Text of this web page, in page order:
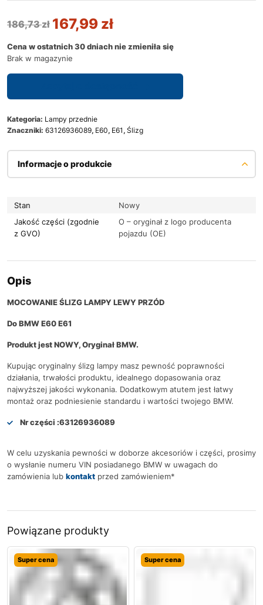
186,73zł 167,99 zł
Cena w ostatnich 30 dniach nie zmieniła się
Brak w magazynie
Kategoria: Lampy przednie
Znaczniki: 63126936089, E60, E61 , Ślizg
Informacje o produkcie
Stan
Nowy
Jakość części (zgodnie
z GVO)
O – oryginał z logo producenta
pojazdu (OE)
Opis
MOCOWANIE ŚLIZG LAMPY LEWY PRZÓD
Do BMW E60 E61
Produkt jest NOWY, Oryginał BMW.
Kupując oryginalny ślizg lampy masz pewność poprawności
działania, trwałości produktu, idealnego dopasowania oraz
najwyższej jakości wykonania. Dodatkowym atutem jest łatwy
montaż oraz podniesienie standardu i wartości twojego BMW.
Nr części :63126936089
W celu uzyskania pewności w doborze akcesoriów i części, prosimy
o wysłanie numeru VIN posiadanego BMW w uwagach do
zamówienia lub kontakt przed zamówieniem*
Powiązane produkty
Super cena Super cena